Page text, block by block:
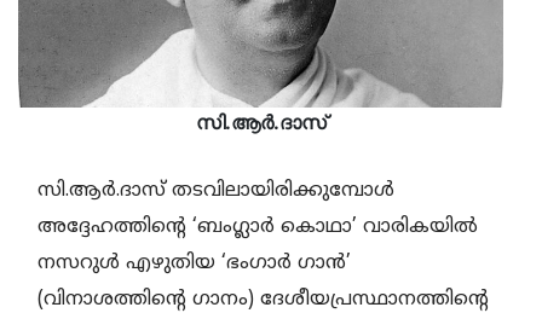
സി.ആര്‍.ദാസ്
സി.ആര്‍.ദാസ് തടവിലായിരിക്കുമ്പോള്‍
അദ്ദേഹത്തിന്റെ ‘ബംഗ്ലാര്‍ കൊഥാ’ വാരികയില്‍
നസറുള്‍ എഴുതിയ ‘ഭംഗാര്‍ ഗാന്‍’
(വിനാശത്തിന്റെ ഗാനം) ദേശീയപ്രസ്ഥാനത്തിന്റെ